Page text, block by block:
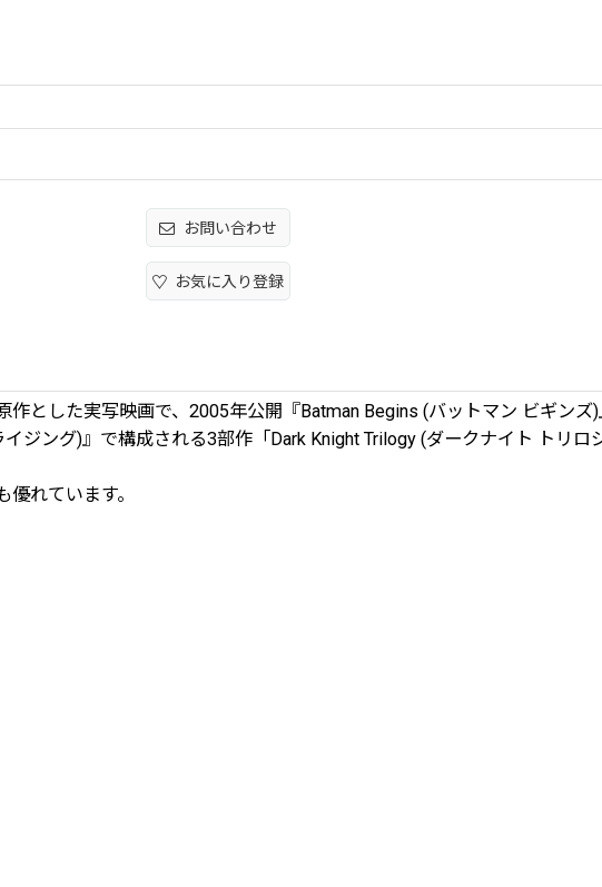
お問い合わせ
お気に入り登録
とした実写映画で、2005年公開『Batman Begins (バットマン ビギンズ
ジング)』で構成される3部作「Dark Knight Trilogy (ダークナイト トリ
れています。